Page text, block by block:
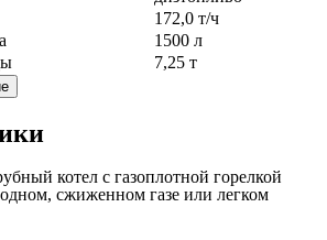
172,0 т/ч
1500 л
7,25 т
котел с газоплотной горелкой
сжиженном газе или легком